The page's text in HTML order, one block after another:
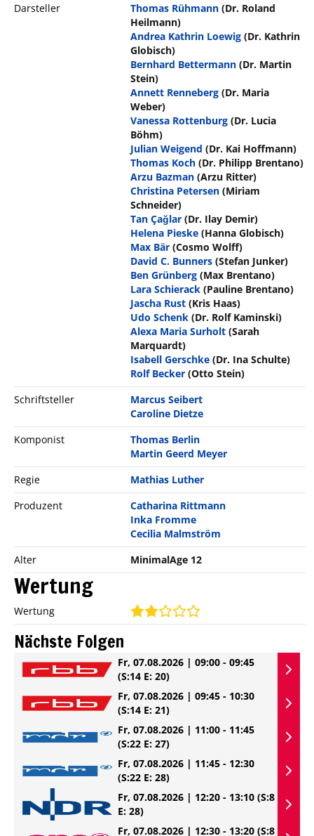
Darsteller
Thomas Rühmann (Dr. Roland
Heilmann)
Andrea Kathrin Loewig (Dr. Kathrin
Globisch)
Bernhard Bettermann (Dr. Martin
Stein)
Annett Renneberg (Dr. Maria
Weber)
Vanessa Rottenburg (Dr. Lucia
Böhm)
Julian Weigend (Dr. Kai Hoffmann)
Thomas Koch (Dr. Philipp Brentano)
Arzu Bazman (Arzu Ritter)
Christina Petersen (Miriam
Schneider)
Tan Çağlar (Dr. Ilay Demir)
Helena Pieske (Hanna Globisch)
Max Bär (Cosmo Wolff)
David C. Bunners (Stefan Junker)
Ben Grünberg (Max Brentano)
Lara Schierack (Pauline Brentano)
Jascha Rust (Kris Haas)
Udo Schenk (Dr. Rolf Kaminski)
Alexa Maria Surholt (Sarah
Marquardt)
Isabell Gerschke (Dr. Ina Schulte)
Rolf Becker (Otto Stein)
Schriftsteller
Marcus Seibert
Caroline Dietze
Komponist
Thomas Berlin
Martin Geerd Meyer
Regie
Mathias Luther
Produzent
Catharina Rittmann
Inka Fromme
Cecilia Malmström
Alter
MinimalAge 12
Wertung
Wertung
Nächste Folgen
Fr, 07.08.2026 | 09:00 - 09:45
(S:14 E: 20)
Fr, 07.08.2026 | 09:45 - 10:30
(S:14 E: 21)
Fr, 07.08.2026 | 11:00 - 11:45
(S:22 E: 27)
Fr, 07.08.2026 | 11:45 - 12:30
(S:22 E: 28)
Fr, 07.08.2026 | 12:20 - 13:10 (S:8
E: 28)
Fr, 07.08.2026 | 12:30 - 13:20 (S:8